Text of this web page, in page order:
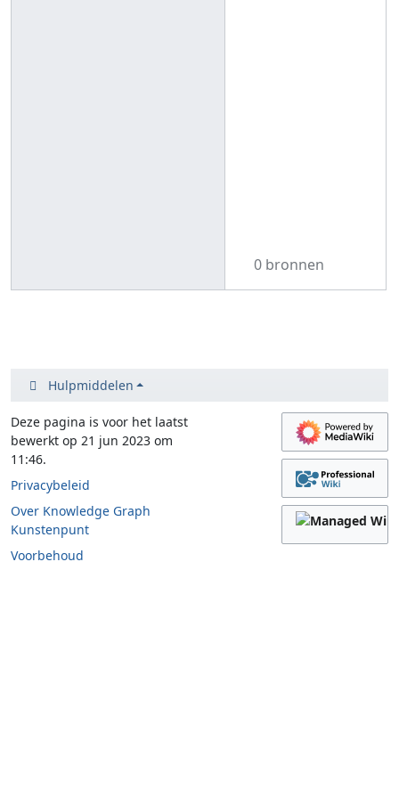
0 bronnen
Hulpmiddelen
Deze pagina is voor het laatst
bewerkt op 21 jun 2023 om
11:46.
Privacybeleid
Over Knowledge Graph
Kunstenpunt
Voorbehoud